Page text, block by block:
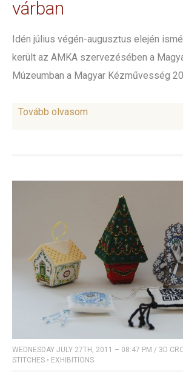
várban
Idén július végén-augusztus elején
került az AMKA szervezésében a
Múzeumban a Magyar Kézművesség
Tovább olvasom
WEDNESDAY JULY 27TH, 2011 – 08:47 PM / 3D
STITCHES • EXHIBITIONS